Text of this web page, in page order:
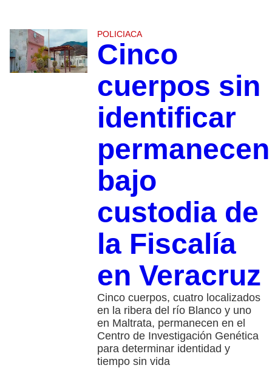
POLICIACA
Cinco
cuerpos sin
identificar
permanecen
bajo
custodia de
la Fiscalía
en Veracruz
Cinco cuerpos, cuatro localizados
en la ribera del río Blanco y uno
en Maltrata, permanecen en el
Centro de Investigación Genética
para determinar identidad y
tiempo sin vida